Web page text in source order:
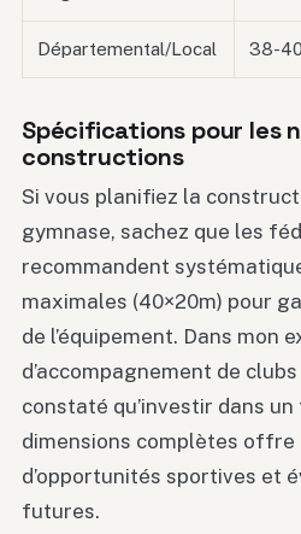
Départemental/Local 38-40
Spécifications pour les
constructions
Si vous planifiez la
gymnase, sachez que les
recommandent
maximales (40×20m) pour
de l’équipement. Dans mon
d’accompagnement de
constaté qu’investir dans
dimensions complètes offre
d’opportunités sportives et
futures.